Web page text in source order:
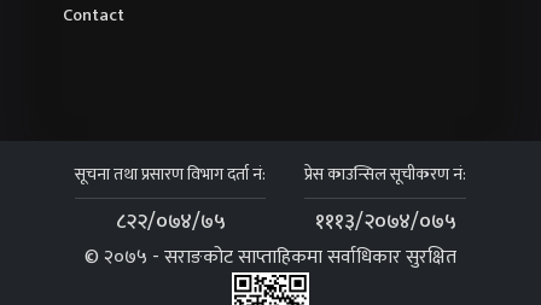
Contact
सूचना तथा प्रसारण विभाग दर्ता नं:
८२२/०७४/७५
प्रेस काउन्सिल सूचीकरण नं:
१११३/२०७४/०७५
© २०७५ - सराङकोट साप्ताहिकमा सर्वाधिकार सुरक्षित